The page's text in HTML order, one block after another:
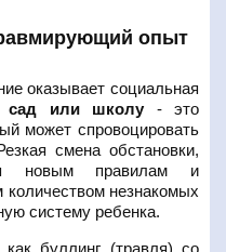
опыт
оказывает социальная
сад или школу - это
может спровоцировать
смена обстановки,
новым правилам и
незнакомых
систему ребенка.